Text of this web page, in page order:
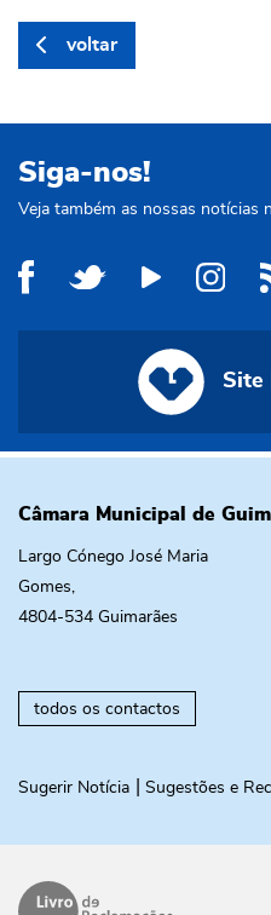
voltar
Siga-nos!
Veja também as nossas notícias
Site
Câmara Municipal de
Largo Cónego José Maria
Gomes,
4804-534 Guimarães
todos os contactos
Sugerir Notícia Sugestões e